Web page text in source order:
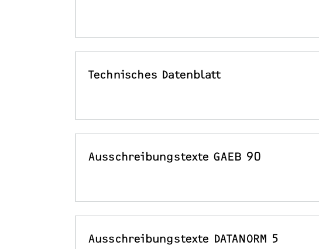
Technisches Datenblatt
Ausschreibungstexte GAEB 90
Ausschreibungstexte DATANORM 5